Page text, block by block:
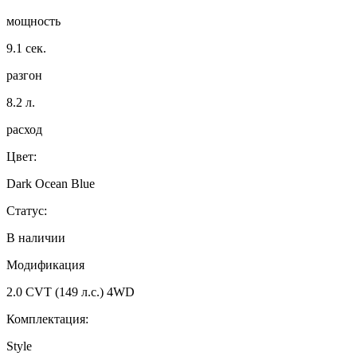
мощность
9.1 сек.
разгон
8.2 л.
расход
Цвет:
Dark Ocean Blue
Статус:
В наличии
Модификация
2.0 CVT (149 л.с.) 4WD
Комплектация:
Style